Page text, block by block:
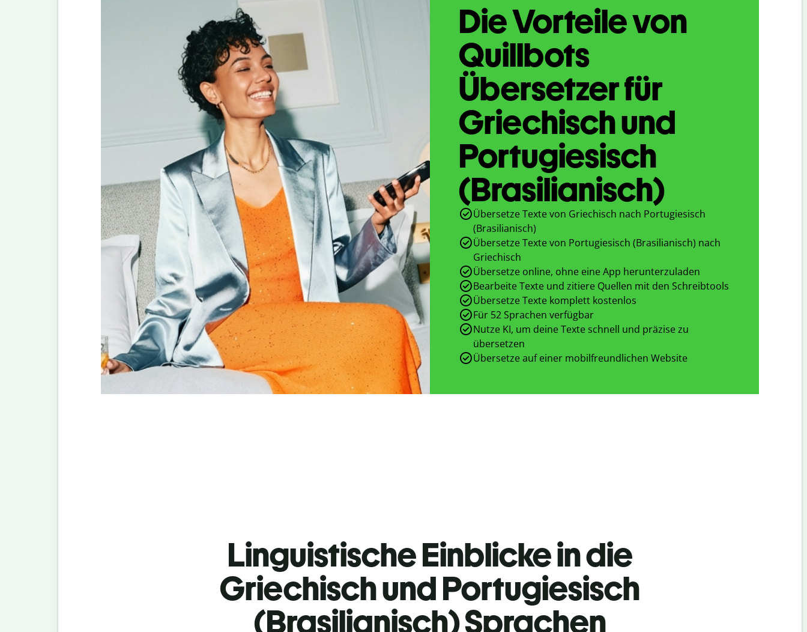
Die Vorteile von
Quillbots
Übersetzer für
Griechisch und
Portugiesisch
(Brasilianisch)
Übersetze Texte von Griechisch nach Portugiesisch
(Brasilianisch)
Übersetze Texte von Portugiesisch (Brasilianisch) nach
Griechisch
Übersetze online, ohne eine App herunterzuladen
Bearbeite Texte und zitiere Quellen mit den Schreibtools
Übersetze Texte komplett kostenlos
Für 52 Sprachen verfügbar
Nutze KI, um deine Texte schnell und präzise zu
übersetzen
Übersetze auf einer mobilfreundlichen Website
Linguistische Einblicke in die
Griechisch und Portugiesisch
(Brasilianisch) Sprachen